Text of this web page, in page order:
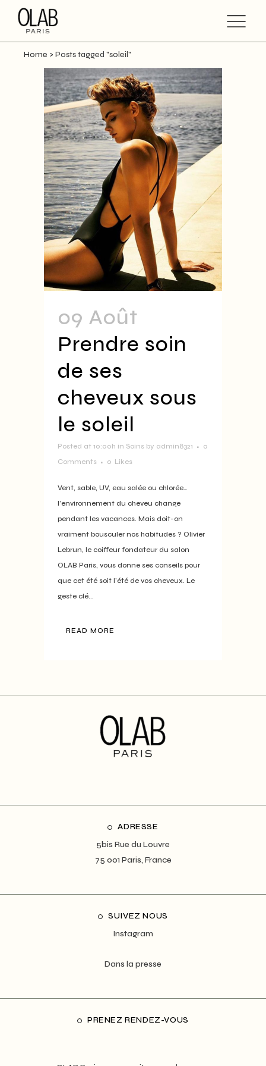
Home > Posts tagged "soleil"
09 Août
Prendre soin
de ses
cheveux sous
le soleil
Posted at 10:00h in Soins by admin8321
0
Comments
0 Likes
Vent, sable, UV, eau salée ou chlorée…
l’environnement du cheveu change
pendant les vacances. Mais doit-on
vraiment bousculer nos habitudes ? Olivier
Lebrun, le coiffeur fondateur du salon
OLAB Paris, vous donne ses conseils pour
que cet été soit l'été de vos cheveux. Le
geste clé...
READ MORE
ADRESSE
5bis Rue du Louvre
75 001 Paris, France
SUIVEZ NOUS
Instagram
Dans la presse
PRENEZ RENDEZ-VOUS